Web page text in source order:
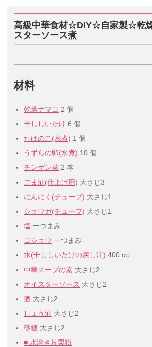
高級中華食材☆DIY☆自家製☆乾
スターソース煮
材料
乾燥ナマコ 2 個
干ししいたけ 6 個
たけのこ(水煮) 1 個
うずらの卵(水煮) 10 個
チンゲン菜 2 本
ごま油(仕上げ用) 大さじ3
にんにく(チューブ) 大さじ1
ショウガ(チューブ) 大さじ1
塩 一つまみ
コショウ 一つまみ
水(干ししいたけの戻し汁) 400 cc
中華スープの素 大さじ2
オイスターソース 大さじ2
酒 大さじ2
しょう油 大さじ2
砂糖 大さじ2
■ 水溶き片栗粉